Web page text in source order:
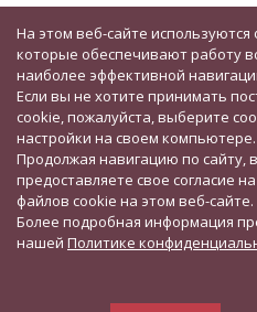
На этом веб-сайте
которые обеспечивают работу
наиболее эффективной
Если вы не хотите принимать
cookie, пожалуйста, выберите
настройки на своем компьютере.
Продолжая навигацию по сайту,
предоставляете свое согласие
файлов cookie на этом веб-сайте.
Более подробная информация
нашей Политике